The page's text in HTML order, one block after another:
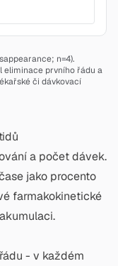
n=4).
eliminace prvního řádu a
či dávkovací
a počet dávek.
jako procento
farmakokinetické
- v každém